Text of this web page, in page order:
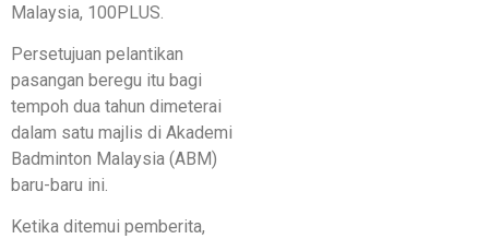
Malaysia, 100PLUS.
Persetujuan pelantikan
pasangan beregu itu bagi
tempoh dua tahun dimeterai
dalam satu majlis di Akademi
Badminton Malaysia (ABM)
baru-baru ini.
Ketika ditemui pemberita,